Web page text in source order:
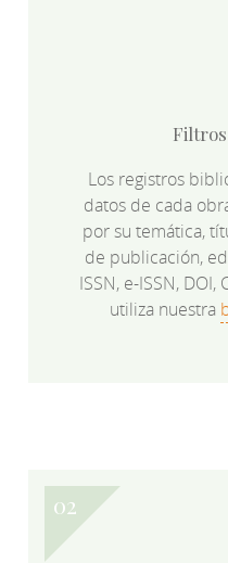
Filtros
Los registros
datos de cada
por su temática,
de publicación,
ISSN, e-ISSN,
utiliza nuestra